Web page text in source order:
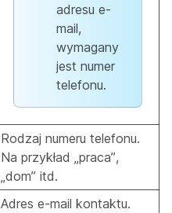
adresu e-
mail,
wymagany
jest numer
telefonu.
Rodzaj numeru telefonu.
Na przykład „praca”,
„dom” itd.
Adres e-mail kontaktu.